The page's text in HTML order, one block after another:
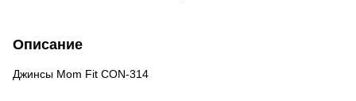
Описание
Джинсы Mom Fit CON-314